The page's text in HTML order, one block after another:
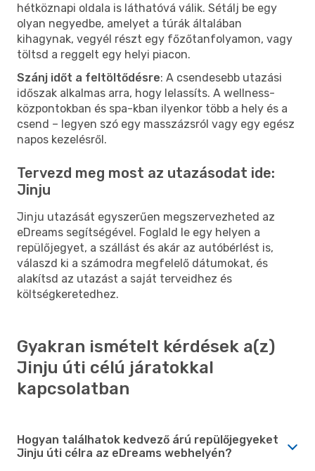
hétköznapi oldala is láthatóvá válik. Sétálj be egy
olyan negyedbe, amelyet a túrák általában
kihagynak, vegyél részt egy főzőtanfolyamon, vagy
töltsd a reggelt egy helyi piacon.
Szánj időt a feltöltődésre: A csendesebb utazási
időszak alkalmas arra, hogy lelassíts. A wellness-
központokban és spa-kban ilyenkor több a hely és a
csend – legyen szó egy masszázsról vagy egy egész
napos kezelésről.
Tervezd meg most az utazásodat ide:
Jinju
Jinju utazását egyszerűen megszervezheted az
eDreams segítségével. Foglald le egy helyen a
repülőjegyet, a szállást és akár az autóbérlést is,
válaszd ki a számodra megfelelő dátumokat, és
alakítsd az utazást a saját terveidhez és
költségkeretedhez.
Gyakran ismételt kérdések a(z)
Jinju úti célú járatokkal
kapcsolatban
Hogyan találhatok kedvező árú repülőjegyeket
Jinju úti célra az eDreams webhelyén?